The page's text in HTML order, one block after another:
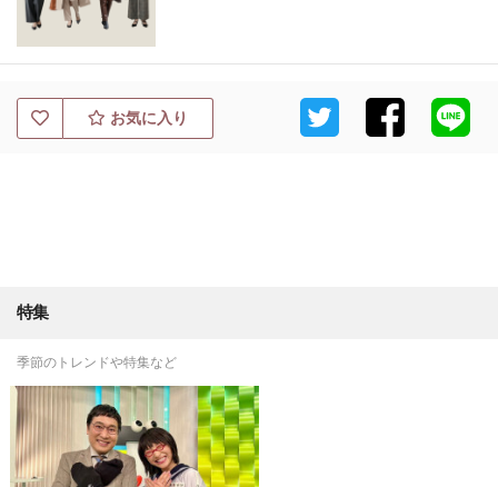
お気に入り
特集
季節のトレンドや特集など